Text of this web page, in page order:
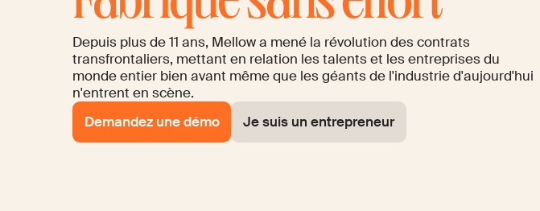
Depuis plus de 11 ans, Mellow a mené la révolution des contrats
transfrontaliers, mettant en relation les talents et les entreprises du
monde entier bien avant même que les géants de l'industrie d'aujourd'hui
n'entrent en scène.
Demandez une démo
Je suis un entrepreneur